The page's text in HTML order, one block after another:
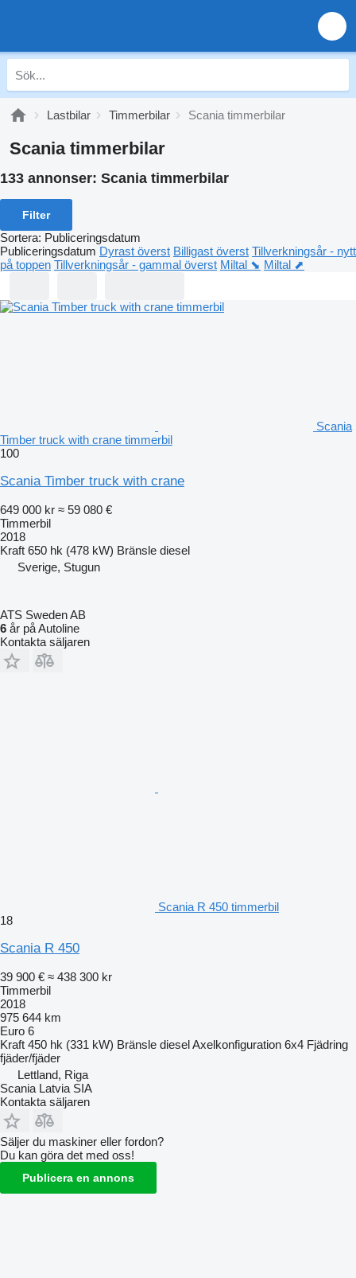
Lastbilar Timmerbilar Scania timmerbilar
Scania timmerbilar
133 annonser: Scania timmerbilar
Filter
Sortera: Publiceringsdatum
Publiceringsdatum Dyrast överst Billigast överst Tillverkningsår - nytt
på toppen Tillverkningsår - gammal överst Miltal ⬊ Miltal ⬈
Scania
Timber truck with crane timmerbil
100
Scania Timber truck with crane
649 000 kr ≈ 59 080 €
Timmerbil
2018
Kraft 650 hk (478 kW) Bränsle diesel
Sverige, Stugun
ATS Sweden AB
6 år på Autoline
Kontakta säljaren
Scania R 450 timmerbil
18
Scania R 450
39 900 € ≈ 438 300 kr
Timmerbil
2018
975 644 km
Euro 6
Kraft 450 hk (331 kW) Bränsle dieselAxelkonfiguration 6x4 Fjädring
fjäder/fjäder
Lettland, Riga
Scania Latvia SIA
Kontakta säljaren
Säljer du maskiner eller fordon?
Du kan göra det med oss!
Publicera en annons